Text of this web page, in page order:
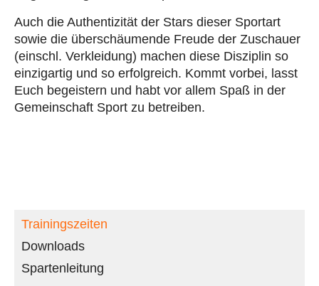
Auch die Authentizität der Stars dieser Sportart
sowie die überschäumende Freude der Zuschauer
(einschl. Verkleidung) machen diese Disziplin so
einzigartig und so erfolgreich. Kommt vorbei, lasst
Euch begeistern und habt vor allem Spaß in der
Gemeinschaft Sport zu betreiben.
Trainingszeiten
Downloads
Spartenleitung